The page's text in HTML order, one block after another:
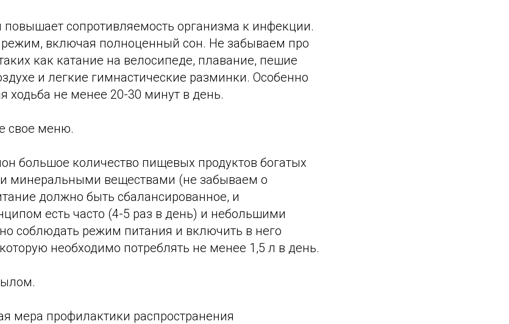
сопротивляемость организма к инфекции.
включая полноценный сон. Не забываем про
как катание на велосипеде, плавание, пешие
и легкие гимнастические разминки. Особенно
ходьба не менее 20-30 минут в день.
свое меню.
большое количество пищевых продуктов богатых
минеральными веществами (не забываем о
должно быть сбалансированное, и
есть часто (4-5 раз в день) и небольшими
соблюдать режим питания и включить в него
необходимо потреблять не менее 1,5 л в день.
мера профилактики распространения